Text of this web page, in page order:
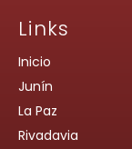
Links
Inicio
Junín
La Paz
Rivadavia